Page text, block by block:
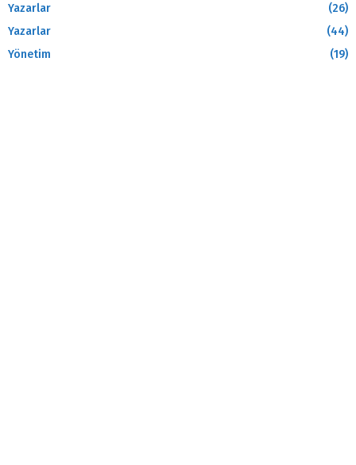
Yazarlar
(26)
Yazarlar
(44)
Yönetim
(19)